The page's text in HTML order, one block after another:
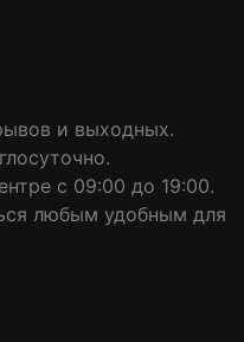
и выходных.
с 09:00 до 19:00.
любым удобным для